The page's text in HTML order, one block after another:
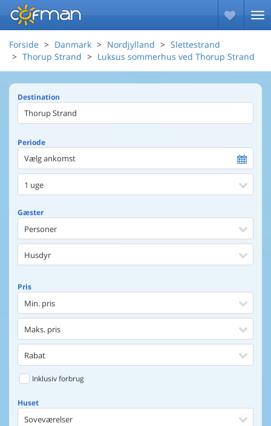
Forside Danmark Nordjylland
Slettestrand
Thorup Strand
Luksus sommerhus ved Thorup Strand
Destination
Periode
Vælg ankomst
1 uge
Gæster
Personer
Husdyr
Pris
Min. pris
Maks. pris
Rabat
Inklusiv forbrug
Huset
Soveværelser